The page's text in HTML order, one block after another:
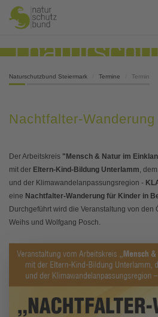
Naturschutzbund Steiermark Termine Termin
Nachtfalter-
Der Arbeitskreis "Mensch & Natur im
mit der Eltern-Kind-Bildung Unterlamm, dem
und der Klimawandelanpassungsregion -
eine Nachtfalter-Wanderung für Kinder in
Durchgeführt wird die Veranstaltung von den
Weihs und Wolfgang Posch.